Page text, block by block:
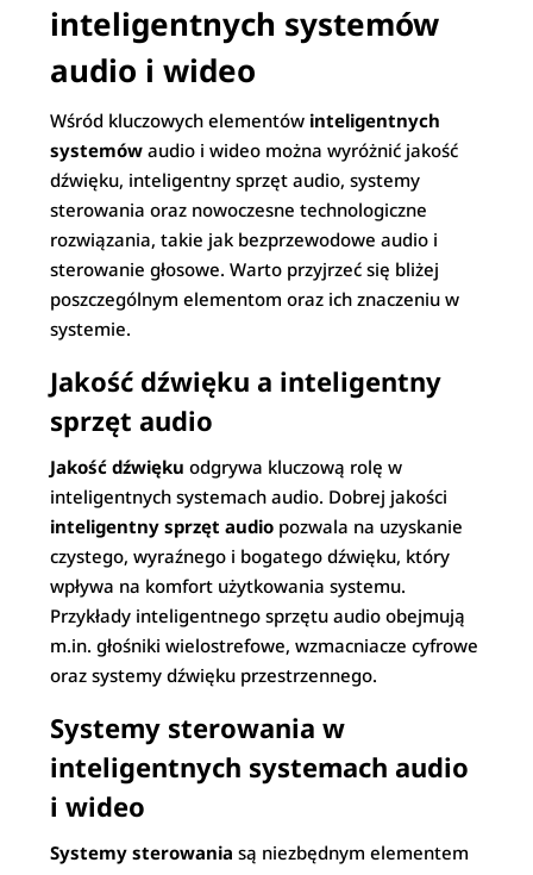
inteligentnych systemów
audio i wideo
Wśród kluczowych elementów inteligentnych
systemów audio i wideo można wyróżnić jakość
dźwięku, inteligentny sprzęt audio, systemy
sterowania oraz nowoczesne technologiczne
rozwiązania, takie jak bezprzewodowe audio i
sterowanie głosowe. Warto przyjrzeć się bliżej
poszczególnym elementom oraz ich znaczeniu w
systemie.
Jakość dźwięku a inteligentny
sprzęt audio
Jakość dźwięku odgrywa kluczową rolę w
inteligentnych systemach audio. Dobrej jakości
inteligentny sprzęt audio pozwala na uzyskanie
czystego, wyraźnego i bogatego dźwięku, który
wpływa na komfort użytkowania systemu.
Przykłady inteligentnego sprzętu audio obejmują
m.in. głośniki wielostrefowe, wzmacniacze cyfrowe
oraz systemy dźwięku przestrzennego.
Systemy sterowania w
inteligentnych systemach audio
i wideo
Systemy sterowania są niezbędnym elementem